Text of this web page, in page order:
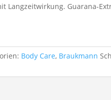
Langzeitwirkung. Guarana-
Body Care, Braukmann